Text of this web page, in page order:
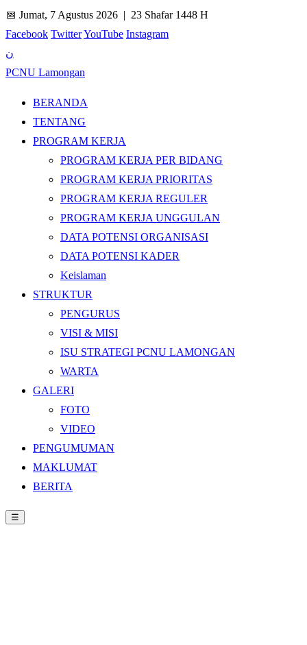
📅 Jumat, 7 Agustus 2026 | 23 Shafar 1448 H
Facebook TwitterYouTube Instagram
ن
PCNU Lamongan
BERANDA
TENTANG
PROGRAM KERJA
PROGRAM KERJA PER BIDANG
PROGRAM KERJA PRIORITAS
PROGRAM KERJA REGULER
PROGRAM KERJA UNGGULAN
DATA POTENSI ORGANISASI
DATA POTENSI KADER
Keislaman
STRUKTUR
PENGURUS
VISI & MISI
ISU STRATEGI PCNU LAMONGAN
WARTA
GALERI
FOTO
VIDEO
PENGUMUMAN
MAKLUMAT
BERITA
☰